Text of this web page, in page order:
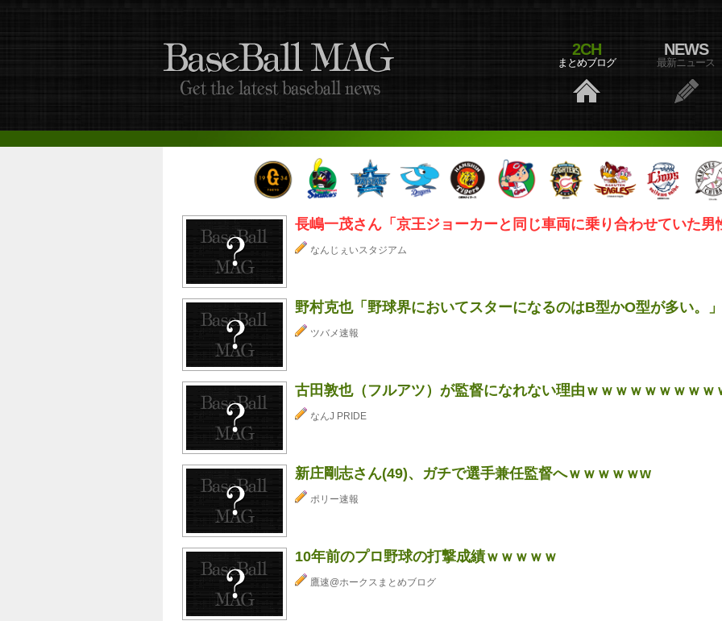
2CH
まとめブログ
NEWS
最新ニュース
長嶋一茂さん「京王ジョーカーと同じ車両に乗り合わせていた男
なんじぇいスタジアム
野村克也「野球界においてスターになるのはB型かO型が多い。」
ツバメ速報
古田敦也（フルアツ）が監督になれない理由ｗｗｗｗｗｗｗｗｗ
なんJ PRIDE
新庄剛志さん(49)、ガチで選手兼任監督へｗｗｗｗｗw
ポリー速報
10年前のプロ野球の打撃成績ｗｗｗｗｗ
鷹速@ホークスまとめブログ